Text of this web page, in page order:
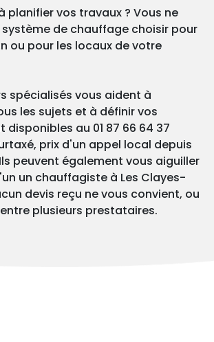
planifier vos travaux ? Vous ne
système de chauffage choisir pour
ou pour les locaux de votre
spécialisés vous aident à
les sujets et à définir vos
disponibles au 01 87 66 64 37
prix d'un appel local depuis
peuvent également vous aiguiller
un chauffagiste à Les Clayes-
devis reçu ne vous convient, ou
plusieurs prestataires.